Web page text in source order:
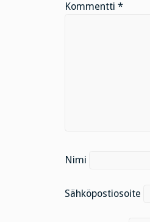
Kommentti *
Nimi
Sähköpostiosoite